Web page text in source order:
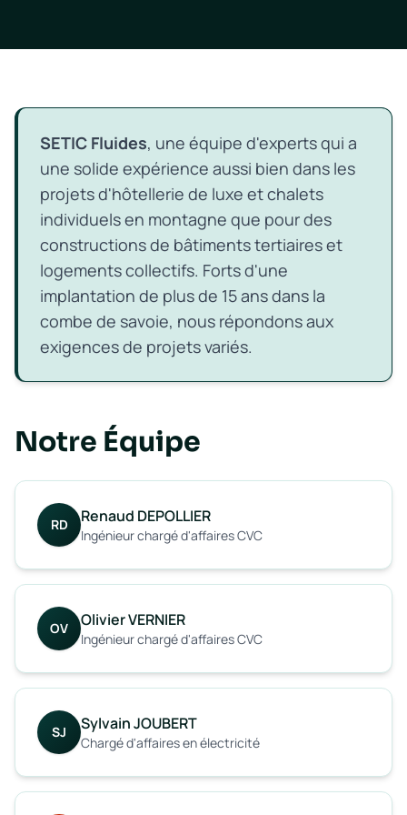
SETIC Fluides, une équipe d'experts qui a
une solide expérience aussi bien dans les
projets d'hôtellerie de luxe et chalets
individuels en montagne que pour des
constructions de bâtiments tertiaires et
logements collectifs. Forts d'une
implantation de plus de 15 ans dans la
combe de savoie, nous répondons aux
exigences de projets variés.
Notre Équipe
RD Renaud DEPOLLIER
Ingénieur chargé d'affaires CVC
OV Olivier VERNIER
Ingénieur chargé d'affaires CVC
SJ Sylvain JOUBERT
Chargé d'affaires en électricité